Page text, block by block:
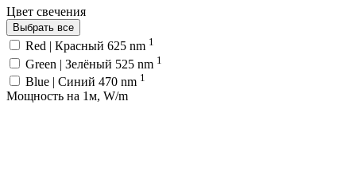
Цвет свечения
Выбрать все
Red | Красный 625 nm 1
Green | Зелёный 525 nm 1
Blue | Синий 470 nm 1
Мощность на 1м, W/m